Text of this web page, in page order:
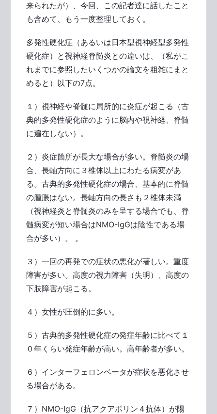
来られたが）、今回、この記者達に話したこと
も含めて、もう一度整理しておく。
多発性硬化症（あるいは日本型視神経型多発性
硬化症）と視神経脊髄炎との違いは、（私がこ
れまでに参照したいくつかの論文を粗雑にまと
めると）以下の7点。
１）視神経や脊髄に局所的に炎症が起こる（古
典的多発性硬化症のように脳内や視神経、脊髄
に遍在しない）。
２）炎症箇所が長大な場合が多い。脊髄炎の場
合、長軸方向に３椎体以上にわたる病変があ
る。古典的多発性硬化症の場合、基本的に脊髄
の腫脹はない。長軸方向の長さも２椎体未満
（視神経炎と脊髄炎のみを呈する場合でも、脊
髄病変が短い場合はNMO-IgGは陰性である場
合が多い）。 。
３）一回の再発での症状の悪化が著しい。重度
障害が多い。高度の視力障害（失明）、高度の
下肢障害が起こる。
４）女性が圧倒的に多い。
５）古典的多発性硬化症の発症年齢に比べて１
０年くらい発症年齢が高い。高年齢者が多い。
６）インターフェロンベータが症状を悪化させ
る場合がある。
７）NMO-IgG（抗アクアポリン４抗体）が陽